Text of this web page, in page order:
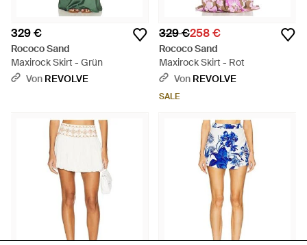
329 €
Rococo Sand
Maxirock Skirt - Grün
Von REVOLVE
329 €258 €
Rococo Sand
Maxirock Skirt - Rot
Von REVOLVE
SALE